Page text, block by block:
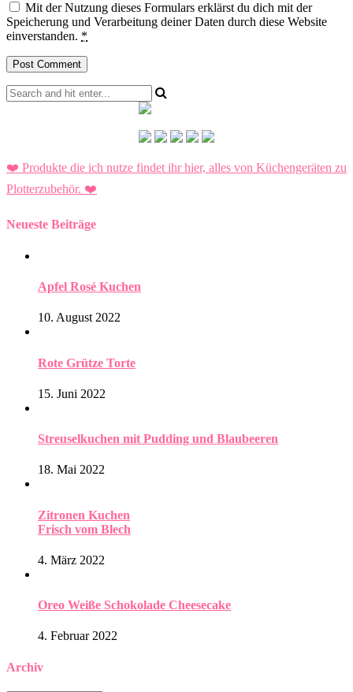
Mit der Nutzung dieses Formulars erklärst du dich mit der
Speicherung und Verarbeitung deiner Daten durch diese Website
einverstanden. *
❤️ Produkte die ich nutze findet ihr hier, alles von Küchengeräten zu
Plotterzubehör. ❤️
Neueste Beiträge
Apfel Rosé Kuchen
10. August 2022
Rote Grütze Torte
15. Juni 2022
Streuselkuchen mit Pudding und Blaubeeren
18. Mai 2022
Zitronen Kuchen
Frisch vom Blech
4. März 2022
Oreo Weiße Schokolade Cheesecake
4. Februar 2022
Archiv